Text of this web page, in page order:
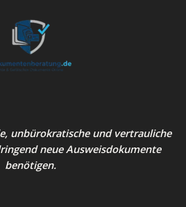
unbürokratische und vertrauliche
neue Ausweisdokumente
benötigen.